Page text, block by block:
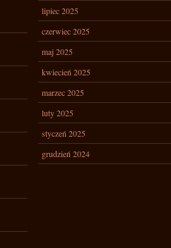
lipiec 2025
czerwiec 2025
maj 2025
kwiecień 2025
marzec 2025
luty 2025
styczeń 2025
grudzień 2024